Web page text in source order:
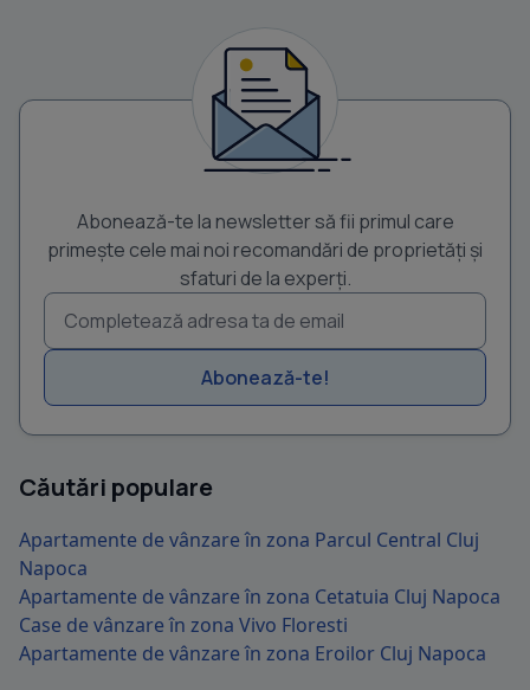
Abonează-te la newsletter să fii primul care
primește cele mai noi recomandări de proprietăți și
sfaturi de la experți.
Abonează-te!
Căutări populare
Apartamente de vânzare în zona Parcul Central Cluj
Napoca
Apartamente de vânzare în zona Cetatuia Cluj Napoca
Case de vânzare în zona Vivo Floresti
Apartamente de vânzare în zona Eroilor Cluj Napoca